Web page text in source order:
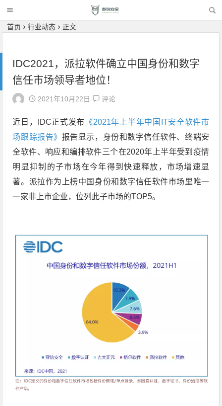
首页 行业动态 正文
IDC2021，派拉软件确立中国身份和数字
信任市场领导者地位！
2021年10月22日 评论
近日，IDC正式发布 《2021年上半年中国IT安全软件市
场跟踪报告》 报告显示，身份和数字信任软件、终端安
全软件、响应和编排软件三个在2020年上半年受到疫情
明显抑制的子市场在今年得到快速释放，市场增速显
著。派拉作为上榜中国身份和数字信任软件市场里唯一
一家非上市企业，位列此子市场的TOP5。